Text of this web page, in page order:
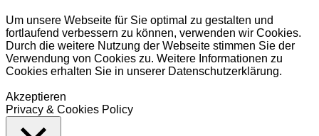
Um unsere Webseite für Sie optimal zu gestalten und
fortlaufend verbessern zu können, verwenden wir Cookies.
Durch die weitere Nutzung der Webseite stimmen Sie der
Verwendung von Cookies zu. Weitere Informationen zu
Cookies erhalten Sie in unserer Datenschutzerklärung.
Akzeptieren
Privacy & Cookies Policy